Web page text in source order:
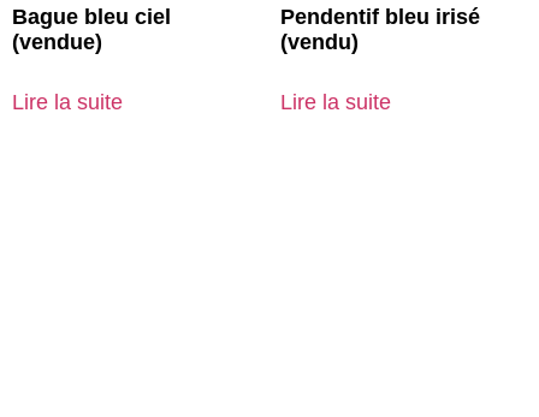
Bague bleu ciel
(vendue)
Lire la suite
Pendentif bleu irisé
(vendu)
Lire la suite